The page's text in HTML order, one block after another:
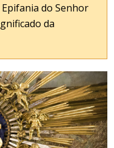
do Senhor
da